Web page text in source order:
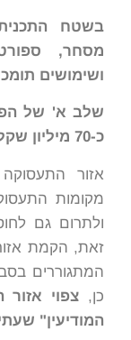
בשטח
מסחר,
ושימושים
שלב א' של
כ-70 מיליון שקלים.
אזור
מקומות
ולתרום גם
זאת, הקמת
המתגוררים
כן, צפוי
המודיעין"